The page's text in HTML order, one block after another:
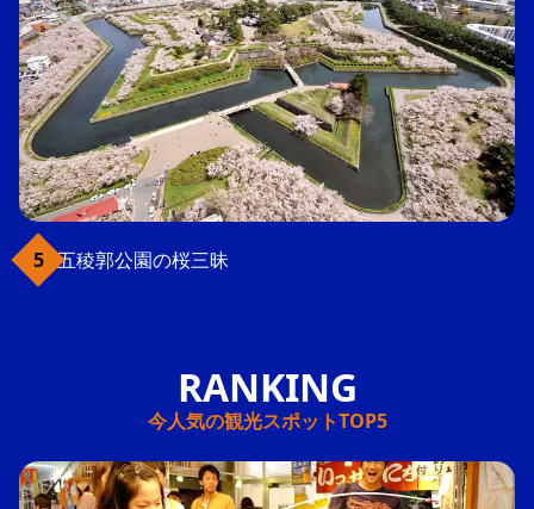
五稜郭公園の桜三昧
今人気の観光スポットTOP5